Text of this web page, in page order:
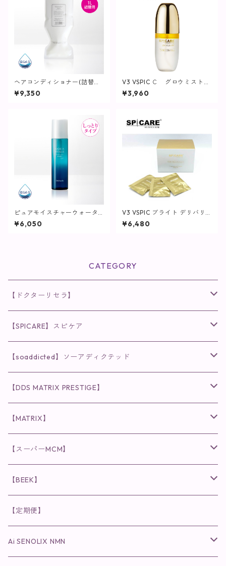
ヘアコンディショナー(詰替用)
/ 1L【ヘア・ボディ】
¥9,350
V3 VSPIC Ｃ グロウミスト
【SPICARE／スピケア】
¥3,960
ピュアモイスチャーウォータ
ーヴェール / 150mL【化粧水/
しっとりタイプ】
¥6,050
V3 VSPIC ブライト デリバリ
ー C / 30包(1袋2粒)【SPICAR
E】
¥6,480
CATEGORY
【ドクターリセラ】
◉AQUA VENUS
クレンジング・洗顔
化粧水
保湿ジェル・クリーム
ラディール
◉VI PLANTE
リキッド
ディフェンサー
メイク小物
◉ナチュリスティーアクレス
クレンジング
洗顔
◉インナーケア
食品
粒タイプ
◉cocochia
ヘナカラー
ヘアファンデーション
◉美顔器
◉スペシャルケア
◉肌悩み
【SPICARE】スピケア
◉V3シリーズ
ファンデーション・ベース
クレンジング・洗顔
リップ
◉V3 VSPIC C Line
クレンジング・洗顔
化粧水
◉スピケアシリーズ
◉V.O.Sシリーズ
クレンジング・洗顔
化粧水
◉メンズシリーズ
クレンジング・洗顔
化粧水
◉MESシリーズ
【soaddicted】ソーアディクテッド
ラッシュアディクト
まつ毛用美容液
眉毛用美容液
リップアディクト
唇用美容液
ヘアアディクト
【DDS MATRIX PRESTIGE】
スキンケアシリーズ
美容液
【MATRIX】
スキンケアシリーズ
美容液
洗顔
【スーパーMCM】
インナーケア
【BEEK】
インナーケア
【定期便】
Ai SENOLIX NMN